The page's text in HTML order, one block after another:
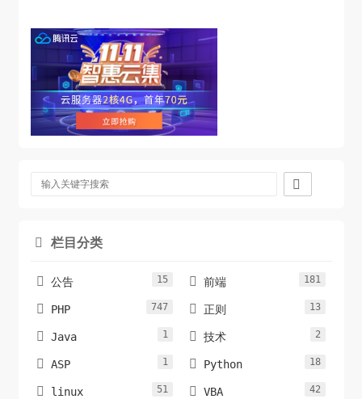

 栏目分类
 公告 15  前端 181
 PHP 747  正则 13
 Java 1  技术 2
 ASP 1  Python 18
 linux 51  VBA 42